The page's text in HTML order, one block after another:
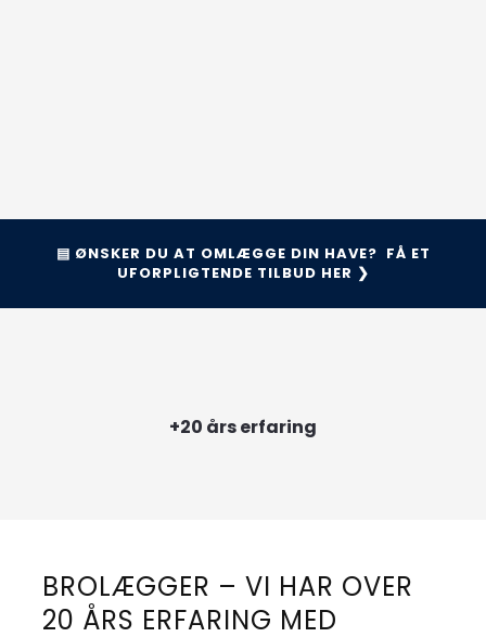
▤ ​ØNSKER DU AT OMLÆGGE DIN HAVE? FÅ ET
UFORPLIGTENDE TILBUD HER ❯
+20 års erfaring
BROLÆGGER – VI HAR OVER
20 ÅRS ERFARING MED